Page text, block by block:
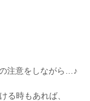
注意をしながら…♪
る時もあれば、